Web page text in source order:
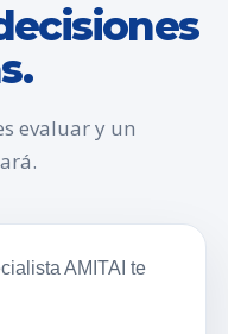
evaluar y un